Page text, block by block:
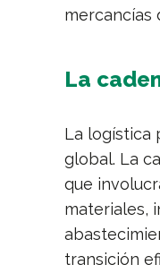
mercancías
La
La logística
global. La
que
materiales,
transición